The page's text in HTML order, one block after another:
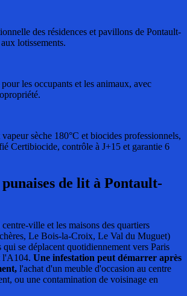
des résidences et pavillons de Pontault-
lotissements.
les occupants et les animaux, avec
sèche 180°C et biocides professionnels,
Certibiocide, contrôle à J+15 et garantie 6
de lit à Pontault-
ville et les maisons des quartiers
Le Bois-la-Croix, Le Val du Muguet)
qui se déplacent quotidiennement vers Paris
l'A104. Une infestation peut démarrer après
l'achat d'un meuble d'occasion au centre
ou une contamination de voisinage en